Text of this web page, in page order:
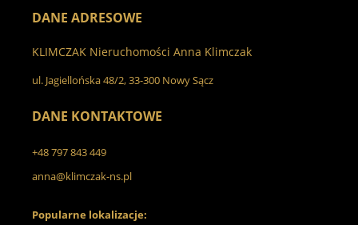
DANE ADRESOWE
KLIMCZAK Nieruchomości Anna Klimczak
ul. Jagiellońska 48/2, 33-300 Nowy Sącz
DANE KONTAKTOWE
+48 797 843 449
anna@klimczak-ns.pl
Popularne lokalizacje: